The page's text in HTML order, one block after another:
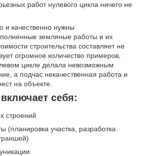
работ нулевого цикла ничего не
и качественно нужны
земляные работы и их
строительства составляет не
огромное количество примеров,
цикле делала невозможным
а подчас некачественная работа и
на объекте.
себя:
строений
(планировка участка, разработка